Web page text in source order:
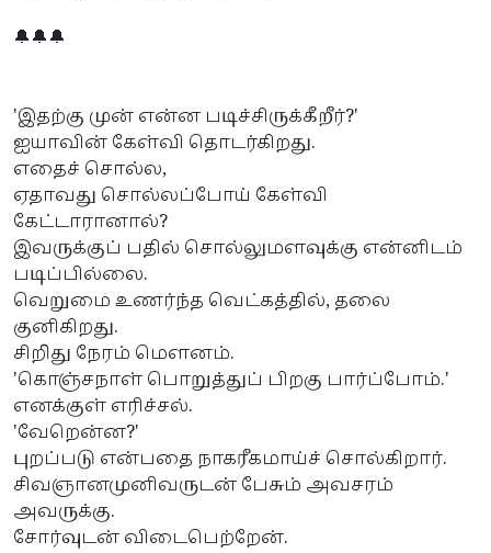
🔔🔔🔔
'இதற்கு முன் என்ன படிச்சிருக்கீறீர்?'
ஐயாவின் கேள்வி தொடர்கிறது.
எதைச் சொல்ல,
ஏதாவது சொல்லப்போய் கேள்வி
கேட்டாரானால்?
இவருக்குப் பதில் சொல்லுமளவுக்கு என்னிடம்
படிப்பில்லை.
வெறுமை உணர்ந்த வெட்கத்தில், தலை
குனிகிறது.
சிறிது நேரம் மௌனம்.
'கொஞ்சநாள் பொறுத்துப் பிறகு பார்ப்போம்.'
எனக்குள் எரிச்சல்.
'வேறென்ன?'
புறப்படு என்பதை நாகரீகமாய்ச் சொல்கிறார்.
சிவஞானமுனிவருடன் பேசும் அவசரம்
அவருக்கு.
சோர்வுடன் விடைபெற்றேன்.